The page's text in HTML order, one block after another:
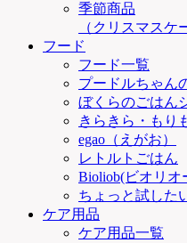
季節商品
（クリスマスケ
フード
フード一覧
プードルちゃん
ぼくらのごはん
きらきら・もり
egao（えがお）
レトルトごはん
Bioliob(ビオリオ
ちょっと試した
ケア用品
ケア用品一覧